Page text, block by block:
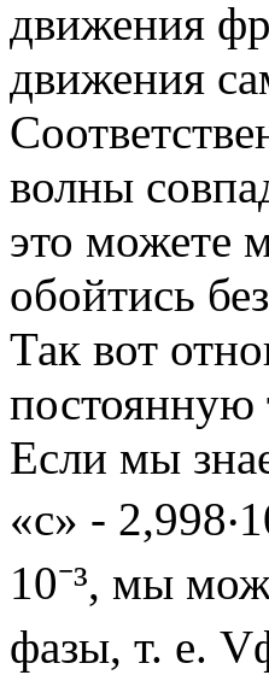
движения
движения
волны
это можете
обойтись
Так вот
постоянную
Если мы
«с» -
10⁻³, мы
фазы, т. е.